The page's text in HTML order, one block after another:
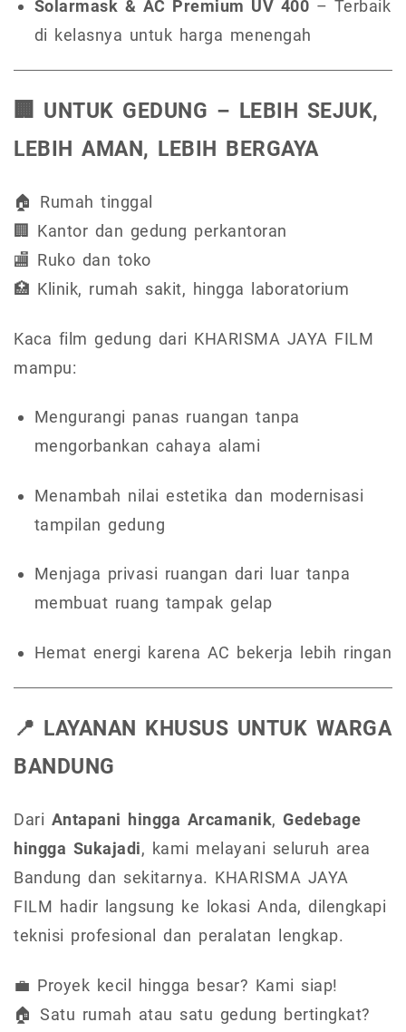
Solarmask & AC Premium UV 400 – Terbaik
di kelasnya untuk harga menengah
🏢 UNTUK GEDUNG – LEBIH SEJUK,
LEBIH AMAN, LEBIH BERGAYA
🏠 Rumah tinggal
🏢 Kantor dan gedung perkantoran
🏬 Ruko dan toko
🏥 Klinik, rumah sakit, hingga laboratorium
Kaca film gedung dari KHARISMA JAYA FILM
mampu:
Mengurangi panas ruangan tanpa
mengorbankan cahaya alami
Menambah nilai estetika dan modernisasi
tampilan gedung
Menjaga privasi ruangan dari luar tanpa
membuat ruang tampak gelap
Hemat energi karena AC bekerja lebih ringan
📍 LAYANAN KHUSUS UNTUK WARGA
BANDUNG
Dari Antapani hingga Arcamanik, Gedebage
hingga Sukajadi, kami melayani seluruh area
Bandung dan sekitarnya. KHARISMA JAYA
FILM hadir langsung ke lokasi Anda, dilengkapi
teknisi profesional dan peralatan lengkap.
💼 Proyek kecil hingga besar? Kami siap!
🏠 Satu rumah atau satu gedung bertingkat?